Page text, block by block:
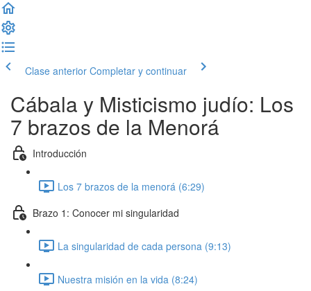
Clase anterior Completar y continuar
Cábala y Misticismo judío: Los
7 brazos de la Menorá
Introducción
Los 7 brazos de la menorá (6:29)
Brazo 1: Conocer mi singularidad
La singularidad de cada persona (9:13)
Nuestra misión en la vida (8:24)